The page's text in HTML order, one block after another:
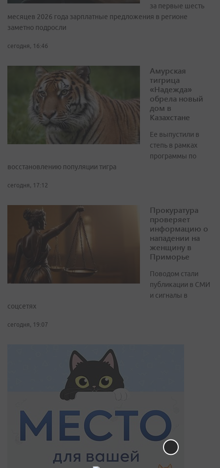
за первые шесть
месяцев 2026 года зарплатные предложения в регионе
заметно подросли
сегодня, 16:46
Амурская
тигрица
«Надежда»
обрела новый
дом в
Казахстане
Ее выпустили в
степь в рамках
программы по
восстановлению популяции тигра
сегодня, 17:12
Прокуратура
проверяет
информацию о
нападении на
женщину в
Приморье
Поводом стали
публикации в СМИ
и сигналы в
соцсетях
сегодня, 19:07